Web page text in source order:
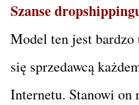
Szanse
Model ten jest bardzo
się sprzedawcą
Internetu. Stanowi on